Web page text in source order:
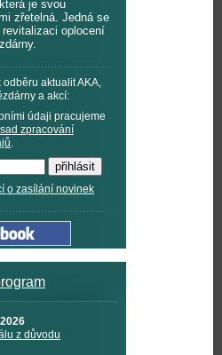
je svou
zřetelná. Jedná se
oplocení
odběru aktualit AKA,
a akcí:
údaji pracujeme
zpracování
.
o zasílání novinek
z důvodu